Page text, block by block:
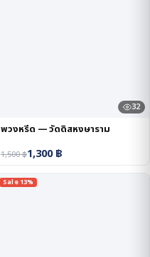
32
พวงหรีด — วัดดิสหงษาราม
1,500฿1,300฿
Sale 13%